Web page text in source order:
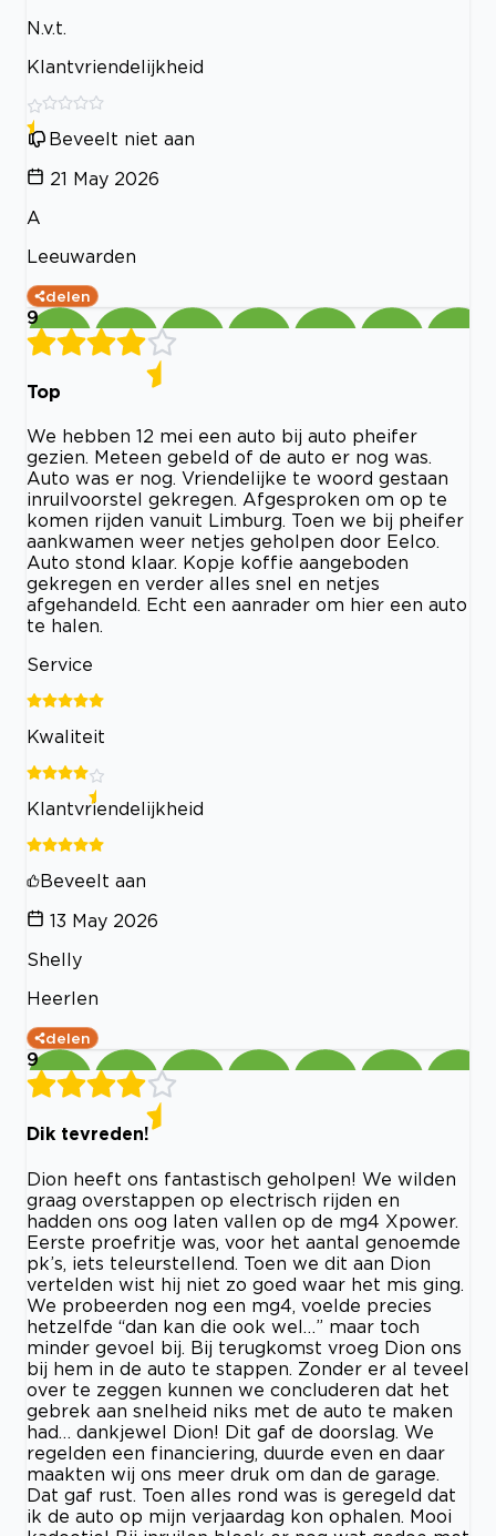
N.v.t.
Klantvriendelijkheid
Beveelt niet aan
21 May 2026
A
Leeuwarden
delen
9
Top
We hebben 12 mei een auto bij auto pheifer
gezien. Meteen gebeld of de auto er nog was.
Auto was er nog. Vriendelijke te woord gestaan
inruilvoorstel gekregen. Afgesproken om op te
komen rijden vanuit Limburg. Toen we bij pheifer
aankwamen weer netjes geholpen door Eelco.
Auto stond klaar. Kopje koffie aangeboden
gekregen en verder alles snel en netjes
afgehandeld. Echt een aanrader om hier een auto
te halen.
Service
Kwaliteit
Klantvriendelijkheid
Beveelt aan
13 May 2026
Shelly
Heerlen
delen
9
Dik tevreden!
Dion heeft ons fantastisch geholpen! We wilden
graag overstappen op electrisch rijden en
hadden ons oog laten vallen op de mg4 Xpower.
Eerste proefritje was, voor het aantal genoemde
pk’s, iets teleurstellend. Toen we dit aan Dion
vertelden wist hij niet zo goed waar het mis ging.
We probeerden nog een mg4, voelde precies
hetzelfde “dan kan die ook wel…” maar toch
minder gevoel bij. Bij terugkomst vroeg Dion ons
bij hem in de auto te stappen. Zonder er al teveel
over te zeggen kunnen we concluderen dat het
gebrek aan snelheid niks met de auto te maken
had… dankjewel Dion! Dit gaf de doorslag. We
regelden een financiering, duurde even en daar
maakten wij ons meer druk om dan de garage.
Dat gaf rust. Toen alles rond was is geregeld dat
ik de auto op mijn verjaardag kon ophalen. Mooi